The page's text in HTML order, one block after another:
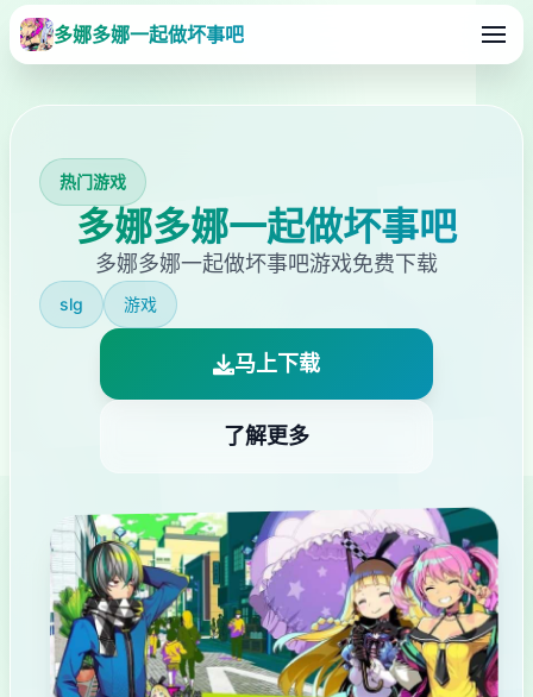
多娜多娜一起做坏事吧
热门游戏
多娜多娜一起做坏事吧
多娜多娜一起做坏事吧游戏免费下载
slg 游戏
马上下载
了解更多